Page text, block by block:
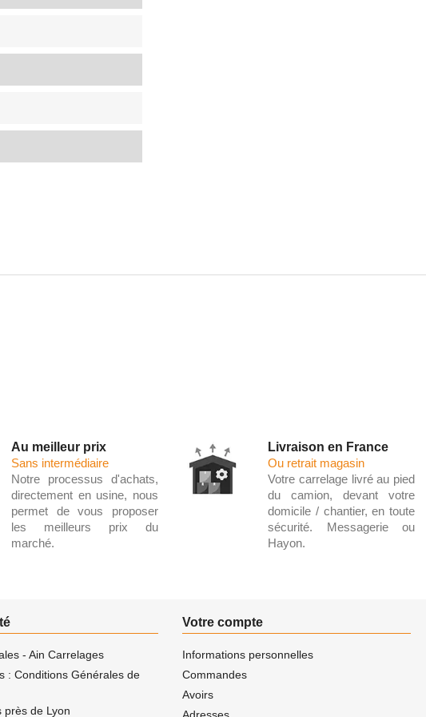
Au meilleur prix
Sans intermédiaire
Notre processus d'achats,
directement en usine, nous
permet de vous proposer
les meilleurs prix du
marché.
Livraison en France
Ou retrait magasin
Votre carrelage livré au pied
du camion, devant votre
domicile / chantier, en toute
sécurité. Messagerie ou
Hayon.
- Ain Carrelages
: Conditions Générales de
près de Lyon
Votre compte
Informations personnelles
Commandes
Avoirs
Adresses